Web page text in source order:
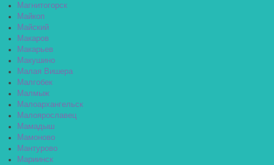
Магнитогорск
Майкоп
Майский
Макаров
Макарьев
Макушино
Малая Вишера
Малгобек
Малмыж
Малоархангельск
Малоярославец
Мамадыш
Мамоново
Мантурово
Мариинск